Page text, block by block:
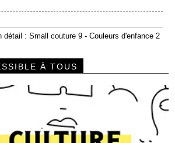
détail : Small couture 9 - Couleurs d'enfance 2
À TOUS